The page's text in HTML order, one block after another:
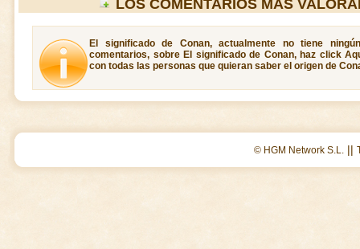
LOS COMENTARIOS MAS
El significado de Conan, actualmente no tiene
comentarios, sobre El significado de Conan, haz click
con todas las personas que quieran saber el origen de
© HGM Network S.L. ||